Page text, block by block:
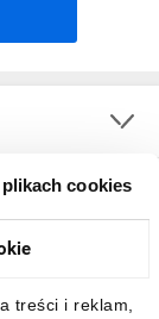
cookies
treści i reklam,